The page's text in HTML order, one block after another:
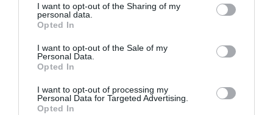
not limited to your visit or usage behaviour. You may click to
grant or deny consent to Google and its third-party tags to
use your data for below specified purposes in below Google
consent section.
I want to opt-out of the Sharing of my
personal data.
Opted In
I want to opt-out of the Sale of my
Personal Data.
Opted In
I want to opt-out of processing my
Personal Data for Targeted Advertising.
Opted In
HASONLÓ BEJEGYZÉSEK